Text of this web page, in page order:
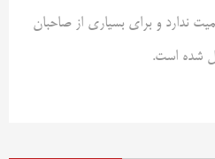
ندارد و برای بسیاری از صاحبان
شده است.